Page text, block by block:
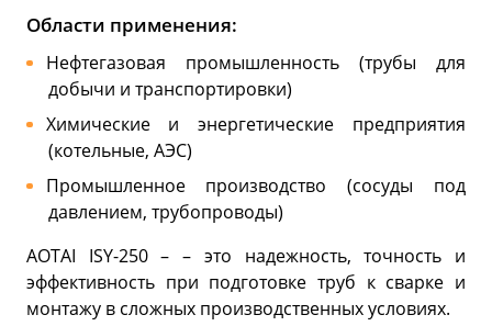
Области применения:
Нефтегазовая промышленность (трубы для
добычи и транспортировки)
Химические и энергетические предприятия
(котельные, АЭС)
Промышленное производство (сосуды под
давлением, трубопроводы)
AOTAI ISY-250 – – это надежность, точность и
эффективность при подготовке труб к сварке и
монтажу в сложных производственных условиях.